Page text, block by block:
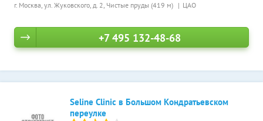
г. Москва, ул. Жуковского, д. 2, Чистые пруды (419 м) ЦАО
+7 495 132-48-68
Seline Clinic в Большом Кондратьевском
переулке